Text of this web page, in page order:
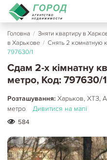
Головна / Зняти квартиру в
в Харькове / Снять 2 комнатную
797630/1
Сдам 2-х кімнатну
метро, Код: 797630/1
Розташування: Харьков, ХТЗ,
метро
Дивитися на мапі
584